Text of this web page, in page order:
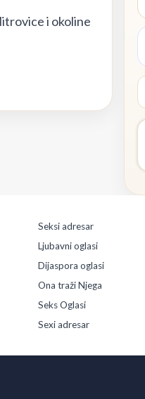
i okoline
Seksi adresar
Ljubavni oglasi
Dijaspora oglasi
Ona traži Njega
Seks Oglasi
Sexi adresar